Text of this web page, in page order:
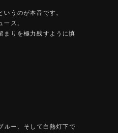
うのが本音です。
ス。
まりを極力残すように慎
ルー、そして白熱灯下で